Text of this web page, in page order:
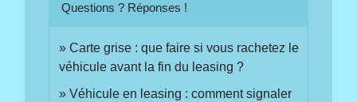
Questions ? Réponses !
Carte grise : que faire si vous rachetez le
véhicule avant la fin du leasing ?
Véhicule en leasing : comment signaler